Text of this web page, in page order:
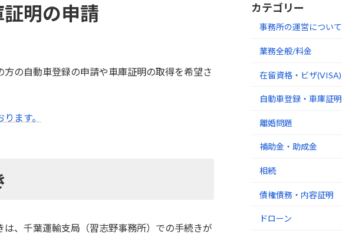
明の申請
の自動車登録の申請や車庫証明の取得を希望さ
ます。
、千葉運輸支局（習志野事務所）での手続きが
カテゴリー
事務所の運営について
業務全般/料金
在留資格・ビザ(VISA)
自動車登録・車庫証明
離婚問題
補助金・助成金
相続
債権債務・内容証明
ドローン